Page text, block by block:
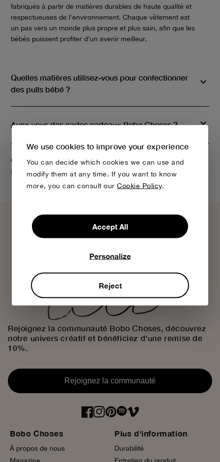
We use cookies to improve your experience
You can decide which cookies we can use and
modify them at any time. If you want to know
more, you can consult our Cookie Policy.
Accept All
Personalize
Reject
fabriqués à partir de matières durables de haute qualité et
respectueuses de l'environnement. Chaque vêtement est
un pas vers un monde plus propre et plus sain, afin que les
bébés puissent profiter d'un avenir meilleur.
Quelles matières utilisez-vous pour confectionner
des pulls bébé ?
Avez-vous des cartes cadeaux Bobo Choses ?
Comment savoir si ma commande est en cours de
traitement ?
Bobo Choses
À propos de nous
Plus d'information
Durabilité
Rejoignez la communauté Bobo Choses, découvrez
notre univers créatif et bénéficiez d'une remise de
10%.
Rejoignez la communauté